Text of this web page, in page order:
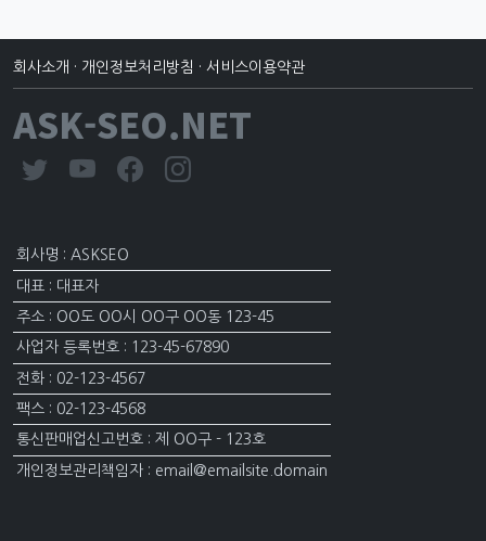
회사소개 · 개인정보처리방침 · 서비스이용약관
ASK-SEO.NET
회사명 : ASKSEO
대표 : 대표자
주소 : OO도 OO시 OO구 OO동 123-45
사업자 등록번호 : 123-45-67890
전화 : 02-123-4567
팩스 : 02-123-4568
통신판매업신고번호 : 제 OO구 - 123호
개인정보관리책임자 : email@emailsite.domain